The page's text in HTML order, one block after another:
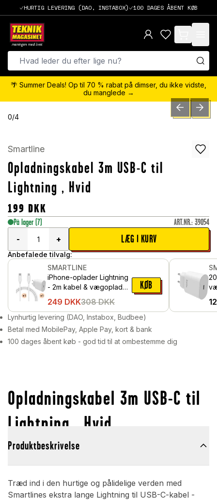
HURTIG LEVERING (DAO, INSTABOX) 100 DAGES ÅBENT KØB
items in cart,
🌴 Summer Deals! Op til 70 % rabat på dimser, du ikke vidste,
du manglede →
0/4 PREVIOUSNEXT
Smartline
Opladningskabel 3m USB-C til
Lightning , Hvid
199 DKK
På lager (7) ART.NR.: 39054
-
+ LÆG I KURV
Anbefalede tilvalg:
SMARTLINE
iPhone-oplader Lightning
- 2m kabel & vægoplader,
249 DKK308 DKK
KØB
Lynhurtig levering (DAO, Instabox, Budbee)
Betal med MobilePay, Apple Pay, kort & bank
100 dages åbent køb - god tid til at ombestemme dig
Opladningskabel 3m USB-C til
Lightning , Hvid
Produktbeskrivelse
Træd ind i den hurtige og pålidelige verden med
Smartlines ekstra lange Lightning til USB-C-kabel -